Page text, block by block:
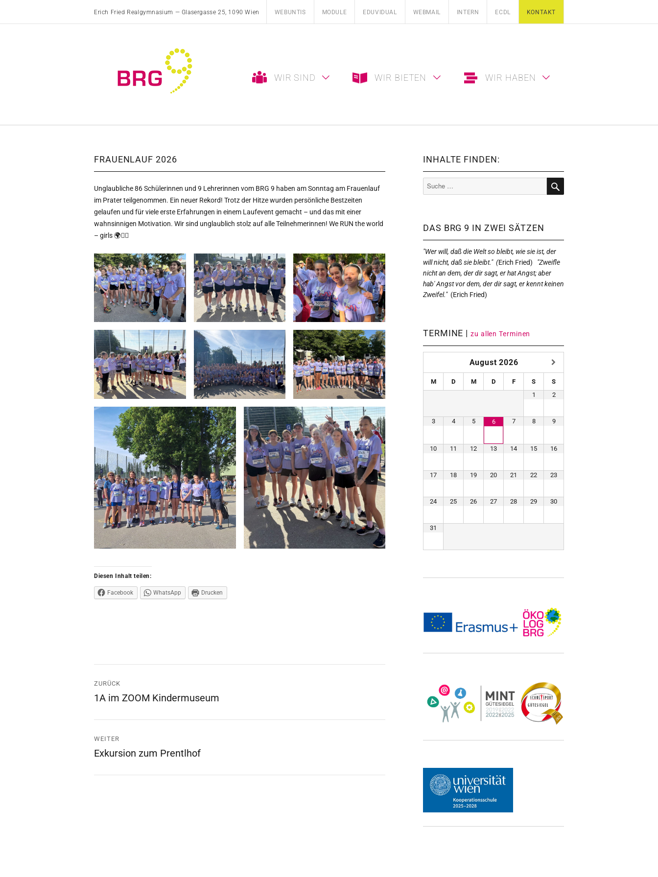
Erich Fried Realgymnasium — Glasergasse 25, 1090 Wien WEBUNTIS MODULE EDUVIDUAL WEBMAIL INTERN ECDL KONTAKT
WIR SIND WIR BIETEN WIR HABEN
FRAUENLAUF 2026
Unglaubliche 86 Schülerinnen und 9 Lehrerinnen vom BRG 9 haben am Sonntag am Frauenlauf
im Prater teilgenommen. Ein neuer Rekord! Trotz der Hitze wurden persönliche Bestzeiten
gelaufen und für viele erste Erfahrungen in einem Laufevent gemacht – und das mit einer
wahnsinnigen Motivation. Wir sind unglaublich stolz auf alle Teilnehmerinnen! We RUN the world
– girls 🌍🏃‍♀️
Diesen Inhalt teilen:
Facebook WhatsApp Drucken
Navigation
ZURÜCK
Vorheriger
1A im ZOOM Kindermuseum
WEITER
Nächster
Exkursion zum Prentlhof
INHALTE FINDEN:
Suche
nach:
SUCHE
DAS BRG 9 IN ZWEI SÄTZEN
"Wer will, daß die Welt so bleibt, wie sie ist, der
will nicht, daß sie bleibt." (Erich Fried)
"Zweifle
nicht an dem, der dir sagt, er hat Angst; aber
hab' Angst vor dem, der dir sagt, er kennt keinen
Zweifel."(Erich Fried)
TERMINE | zu allen Terminen
August 2026
M D M D F S
S
1
2
3 4 5 6 7 8 9
10 11 12 13 14 15 16
17 18 19 20 21 22 23
24 25 26 27 28 29 30
31